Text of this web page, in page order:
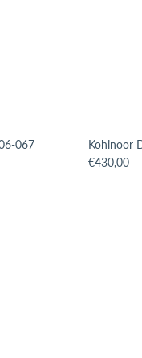
067
Kohinoor
€430,00